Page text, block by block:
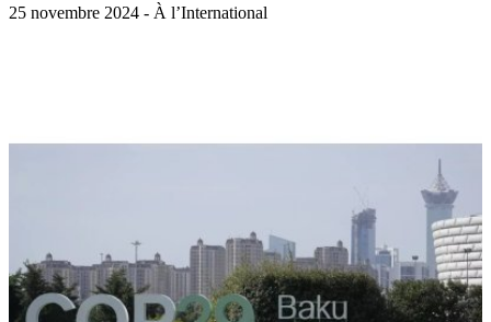
25 novembre 2024 - À l’International